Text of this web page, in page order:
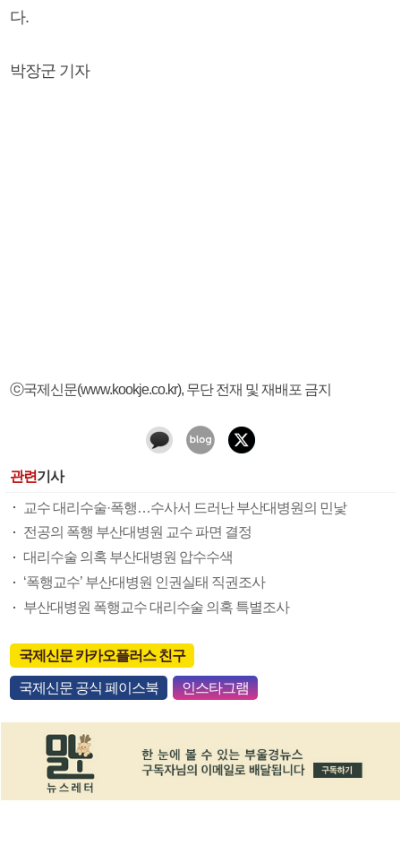
다.
박장군 기자
ⓒ국제신문(www.kookje.co.kr), 무단 전재 및 재배포 금지
관련기사
교수 대리수술·폭행…수사서 드러난 부산대병원의 민낯
전공의 폭행 부산대병원 교수 파면 결정
대리수술 의혹 부산대병원 압수수색
‘폭행교수’ 부산대병원 인권실태 직권조사
부산대병원 폭행교수 대리수술 의혹 특별조사
국제신문 카카오플러스 친구
국제신문 공식 페이스북 인스타그램